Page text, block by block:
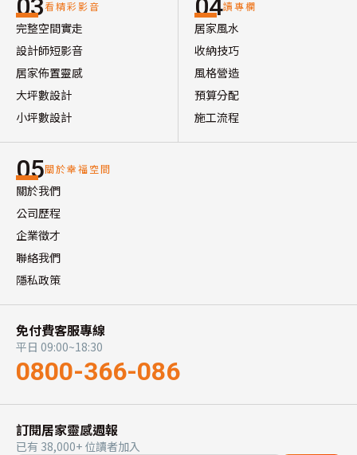
03看精彩影音
完整空間實走
設計師短影音
居家佈置靈感
大坪數設計
小坪數設計
04讀專欄
居家風水
收納技巧
風格營造
預算分配
施工流程
05關於幸福空間
關於我們
公司歷程
企業徵才
聯絡我們
隱私政策
免付費客服專線
平日 09:00~18:30
0800-366-086
訂閱居家靈感週報
已有 38,000+ 位讀者加入